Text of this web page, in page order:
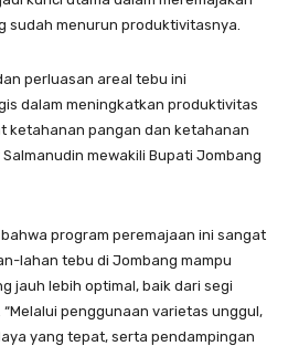
sudah menurun produktivitasnya.
perluasan areal tebu ini
dalam meningkatkan produktivitas
ketahanan pangan dan ketahanan
mewakili Bupati Jombang
program peremajaan ini sangat
lahan tebu di Jombang mampu
jauh lebih optimal, baik dari segi
penggunaan varietas unggul,
yang tepat, serta pendampingan